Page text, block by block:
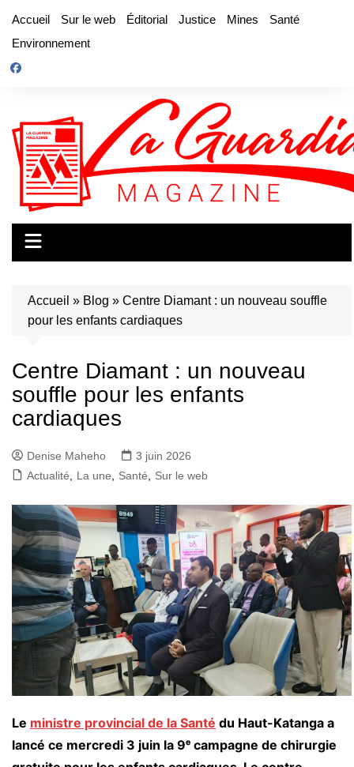
contenu
Accueil Sur le web Éditorial Justice Mines
Santé
Environnement
Accueil » Blog » Centre Diamant : un nouveau souffle
pour les enfants cardiaques
Centre Diamant : un nouveau
souffle pour les enfants
cardiaques
Denise Maheho
3 juin 2026
Actualité
La une Santé Sur le web
Le ministre provincial de la Santé du Haut-Katanga a
lancé ce mercredi 3 juin la 9ᵉ campagne de chirurgie